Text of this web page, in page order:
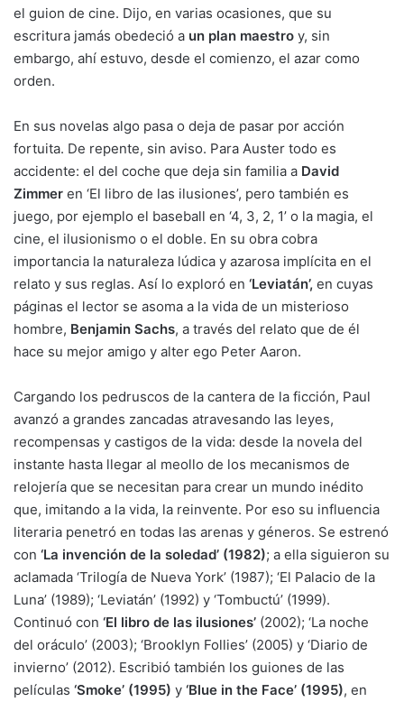
el guion de cine. Dijo, en varias ocasiones, que su
escritura jamás obedeció a un plan maestro y, sin
embargo, ahí estuvo, desde el comienzo, el azar como
orden.
En sus novelas algo pasa o deja de pasar por acción
fortuita. De repente, sin aviso. Para Auster todo es
accidente: el del coche que deja sin familia a David
Zimmer en ‘El libro de las ilusiones’, pero también es
juego, por ejemplo el baseball en ‘4, 3, 2, 1’ o la magia, el
cine, el ilusionismo o el doble. En su obra cobra
importancia la naturaleza lúdica y azarosa implícita en el
relato y sus reglas. Así lo exploró en ‘Leviatán’, en cuyas
páginas el lector se asoma a la vida de un misterioso
hombre, Benjamin Sachs, a través del relato que de él
hace su mejor amigo y alter ego Peter Aaron.
Cargando los pedruscos de la cantera de la ficción, Paul
avanzó a grandes zancadas atravesando las leyes,
recompensas y castigos de la vida: desde la novela del
instante hasta llegar al meollo de los mecanismos de
relojería que se necesitan para crear un mundo inédito
que, imitando a la vida, la reinvente. Por eso su influencia
literaria penetró en todas las arenas y géneros. Se estrenó
con ‘La invención de la soledad’ (1982); a ella siguieron su
aclamada ‘Trilogía de Nueva York’ (1987); ‘El Palacio de la
Luna’ (1989); ‘Leviatán’ (1992) y ‘Tombuctú’ (1999).
Continuó con ‘El libro de las ilusiones’ (2002); ‘La noche
del oráculo’ (2003); ‘Brooklyn Follies’ (2005) y ‘Diario de
invierno’ (2012). Escribió también los guiones de las
películas ‘Smoke’ (1995) y ‘Blue in the Face’ (1995), en